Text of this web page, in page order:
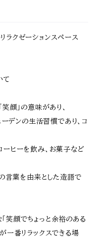
ラクゼーションスペース
て
顔」の意味があり、
ーデンの生活習慣であり、コ
ーヒーを飲み、お菓子など
言葉を由来とした造語で
笑顔でちょっと余裕のある
一番リラックスできる場